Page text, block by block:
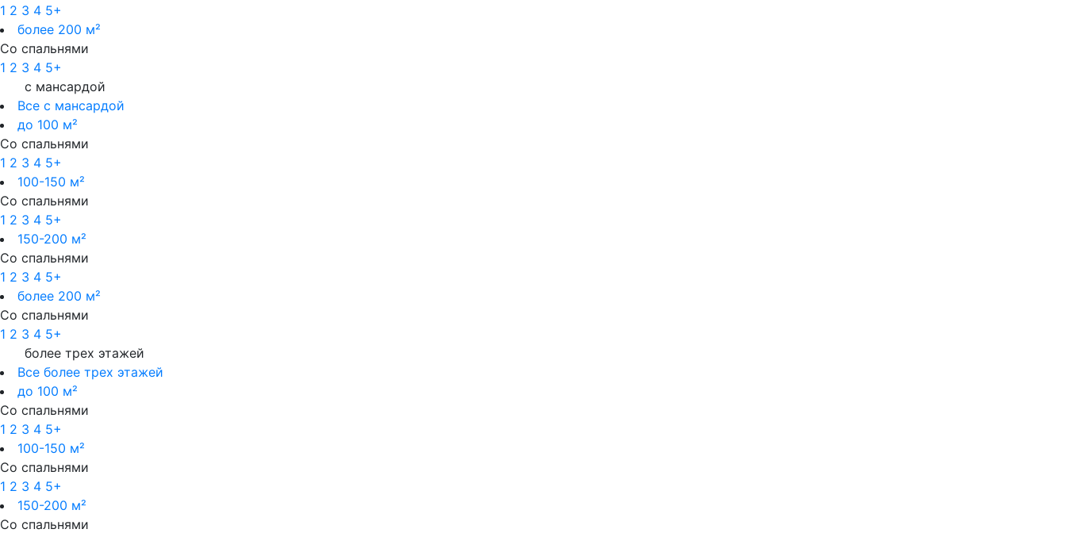
1 2 3 4 5+
более 200 м²
Со спальнями
1 2 3 4 5+
с мансардой
Все с мансардой
до 100 м²
Со спальнями
1 2 3 4 5+
100-150 м²
Со спальнями
1 2 3 4 5+
150-200 м²
Со спальнями
1 2 3 4 5+
более 200 м²
Со спальнями
1 2 3 4 5+
более трех этажей
Все более трех этажей
до 100 м²
Со спальнями
1 2 3 4 5+
100-150 м²
Со спальнями
1 2 3 4 5+
150-200 м²
Со спальнями